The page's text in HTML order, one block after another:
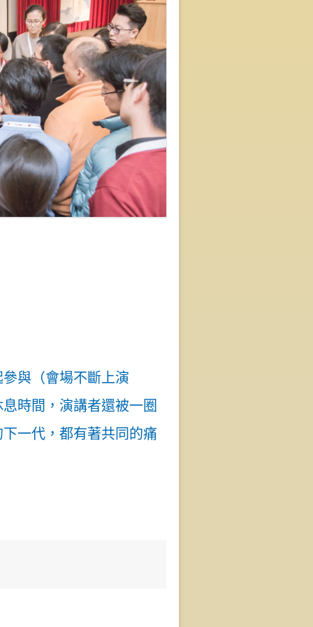
與（會場不斷上演
時間，演講者還被一圈
一代，都有著共同的痛